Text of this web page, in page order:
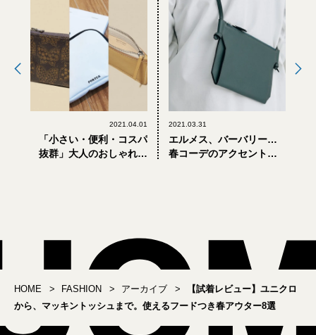
2021.04.01
「小さい・便利・コスパ
抜群」大人のおしゃれな
2021.03.31
エルメス、バーバリー…
春コーデのアクセント
HOME FASHION アーカイブ
【試着レビュー】ユニクロ
から、マッキントッシュまで。使えるフードつき春アウター8選